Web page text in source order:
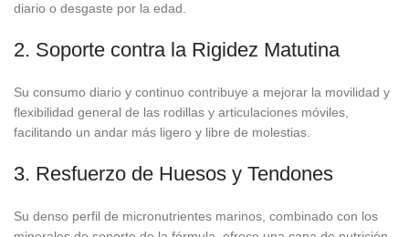
diario o desgaste por la edad.
2. Soporte contra la Rigidez Matutina
Su consumo diario y continuo contribuye a mejorar la movilidad y
flexibilidad general de las rodillas y articulaciones móviles,
facilitando un andar más ligero y libre de molestias.
3. Resfuerzo de Huesos y Tendones
Su denso perfil de micronutrientes marinos, combinado con los